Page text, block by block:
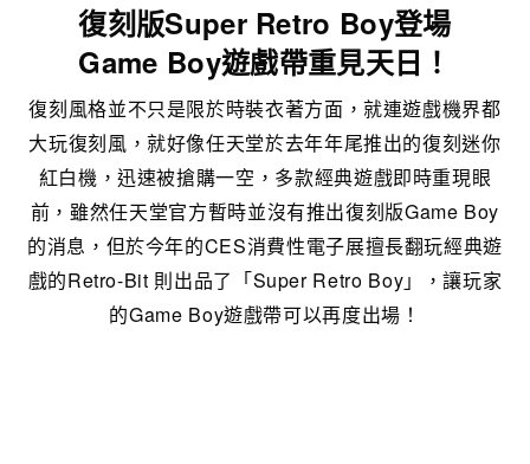
復刻版Super Retro Boy登場
Game Boy遊戲帶重見天日！
復刻風格並不只是限於時裝衣著方面，就連遊戲機界都
大玩復刻風，就好像任天堂於去年年尾推出的復刻迷你
紅白機，迅速被搶購一空，多款經典遊戲即時重現眼
前，雖然任天堂官方暫時並沒有推出復刻版Game Boy
的消息，但於今年的CES消費性電子展擅長翻玩經典遊
戲的Retro-Bit 則出品了「Super Retro Boy」，讓玩家
的Game Boy遊戲帶可以再度出場！